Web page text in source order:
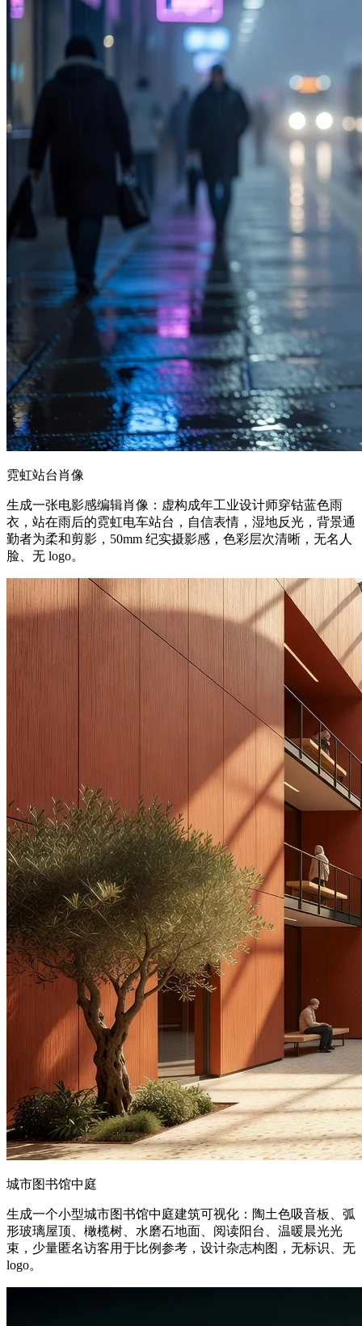
霓虹站台肖像
生成一张电影感编辑肖像：虚构成年工业设计师穿钴蓝色雨
衣，站在雨后的霓虹电车站台，自信表情，湿地反光，背景通
勤者为柔和剪影，50mm 纪实摄影感，色彩层次清晰，无名人
脸、无 logo。
城市图书馆中庭
生成一个小型城市图书馆中庭建筑可视化：陶土色吸音板、弧
形玻璃屋顶、橄榄树、水磨石地面、阅读阳台、温暖晨光光
束，少量匿名访客用于比例参考，设计杂志构图，无标识、无
logo。